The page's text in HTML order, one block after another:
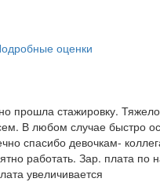
оценки
прошла стажировку.
В любом случае быстро
спасибо девочкам-
работать. Зар. плата по
увеличивается